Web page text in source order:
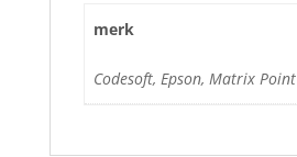
merk
Codesoft, Epson, Matrix Point